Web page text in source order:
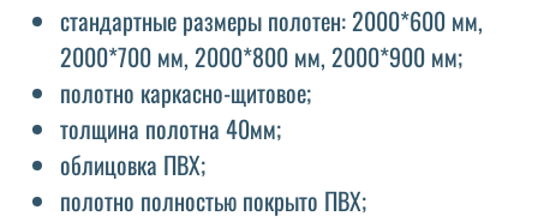
стандартные размеры полотен: 2000*600 мм,
2000*700 мм, 2000*800 мм, 2000*900 мм;
полотно каркасно-щитовое;
толщина полотна 40мм;
облицовка ПВХ;
полотно полностью покрыто ПВХ;